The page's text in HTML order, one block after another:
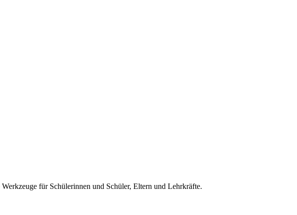
für Schülerinnen und Schüler, Eltern und Lehrkräfte.